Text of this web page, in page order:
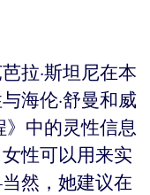
拉·斯坦尼在本
海伦·舒曼和威
》中的灵性信息
性可以用来实
然，她建议在